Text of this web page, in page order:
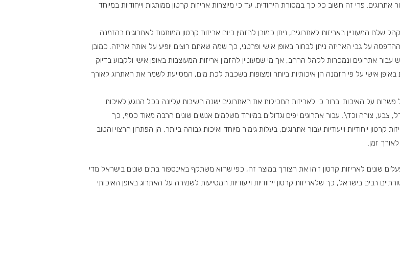
אתרוגים. פרי זה חשוב כל כך במסורת היהודית, עד כי מיוצרות אריזות קרטון ממותגות וייחודיות במיוחד
שלם המעוניין באריזות לאתרוגים, ניתן כמובן להזמין כיום אריזות קרטון ממותגות לאתרוגים בהזמנה
על גבי האריזה ניתן לבחור באופן אישי ופרטני, כך שמה שאתם רוצים יופיע על אותה אריזה. כמובן
אתרוגים ונמכרות לקהל הרחב, אך מי שמעוניין להזמין אריזות המעוצבות באופן אישי ולקבוע בדיוק
באופן אישי על פי הזמנה הן איכותיות ביותר ומצופות בשכבת לכת מים, המסייעת לשמר את האתרוג לאורך
על האיכות. ברור כי לאריזות המכילות את האתרוגים ישנה חשיבות עליונה בכל הנוגע לאיכות
צבע, צורה וכד\’. עבור אתרוגים יפים וגדולים במיוחד משלמים אנשים שונים הרבה מאוד כסף, כך
ייחודיות וייעודיות עבור אתרוגים, בעלות גימור מיוחד ואיכות גבוהה ביותר, הן הפתרון הרצוי והטוב
זמן.
שונים לאריזות קרטון זיהו את הצורך במוצר זה, כפי שהוא משתקף באינספור בתים שונים בישראל מדי
רבים בישראל, כך שלאריזות קרטון ייחודיות וייעודיות המסייעות לשמירה על האתרוג באופן האיכותי